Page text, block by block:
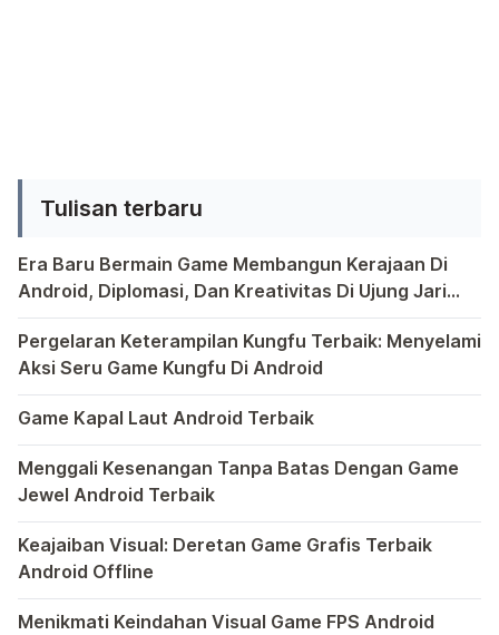
kita. Penting untuk menjaga sistem
mutakhir. Dari peningkatan fitur […]
Tulisan terbaru
Era Baru Bermain Game Membangun Kerajaan Di
Android, Diplomasi, Dan Kreativitas Di Ujung Jari
Anda
Bermain game di platform Android telah menjadi bagian
Pergelaran Keterampilan Kungfu Terbaik: Menyelami
Aksi Seru Game Kungfu Di Android
Dunia game selalu menawarkan pengalaman yang
Game Kapal Laut Android Terbaik
Di dunia game Android yang kaya dengan berbagai jenis
Menggali Kesenangan Tanpa Batas Dengan Game
Jewel Android Terbaik
Dalam hiruk-pikuk dunia game Android, ada satu genre
Keajaiban Visual: Deretan Game Grafis Terbaik
Android Offline
Ponsel pintar telah mengubah cara kita bermain game,
Menikmati Keindahan Visual Game FPS Android